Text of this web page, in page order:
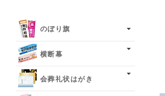
のぼり旗
横断幕
会葬礼状はがき